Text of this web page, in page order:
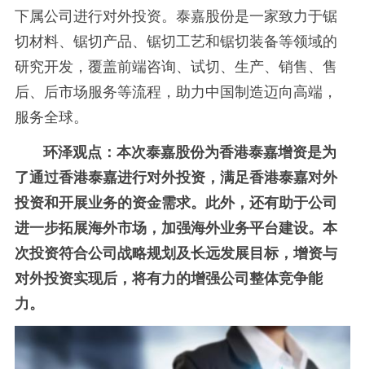
下属公司进行对外投资。泰嘉股份是一家致力于锯
切材料、锯切产品、锯切工艺和锯切装备等领域的
研究开发，覆盖前端咨询、试切、生产、销售、售
后、后市场服务等流程，助力中国制造迈向高端，
服务全球。
环泽观点：本次泰嘉股份为香港泰嘉增资是为
了通过香港泰嘉进行对外投资，满足香港泰嘉对外
投资和开展业务的资金需求。此外，还有助于公司
进一步拓展海外市场，加强海外业务平台建设。本
次投资符合公司战略规划及长远发展目标，增资与
对外投资实现后，将有力的增强公司整体竞争能
力。